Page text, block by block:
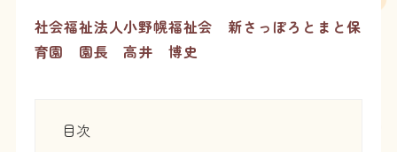
社会福祉法人小野幌福祉会 新さっぽろとまと保
育園 園長 高井 博史
目次